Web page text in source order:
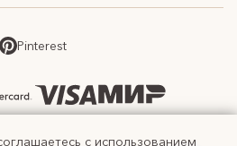
Pinterest
с использованием